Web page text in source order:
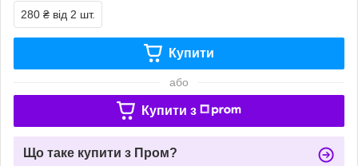
280 ₴ від 2 шт.
Купити
або
Купити з
Що таке купити з Пром?